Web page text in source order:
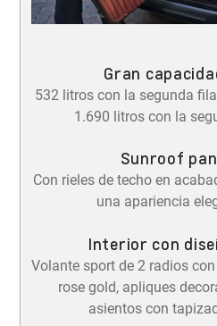
Gran
532 litros con la segunda
1.690 litros con la
Sunroof
Con rieles de techo en
una apariencia
Interior con
Volante sport de 2 radios
rose gold, apliques
asientos con